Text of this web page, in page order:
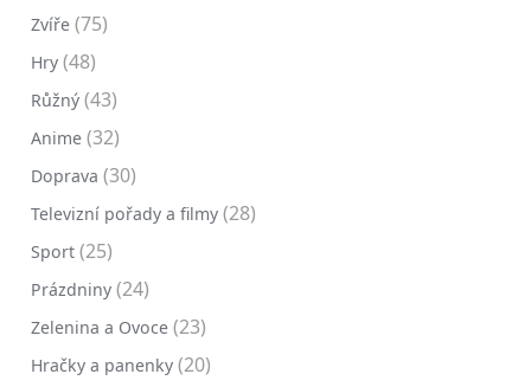
Zvíře (75)
Hry (48)
Růžný (43)
Anime (32)
Doprava (30)
Televizní pořady a filmy (28)
Sport (25)
Prázdniny (24)
Zelenina a Ovoce (23)
Hračky a panenky (20)